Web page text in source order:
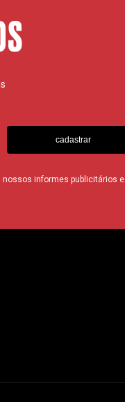
cadastrar
nossos informes publicitários e